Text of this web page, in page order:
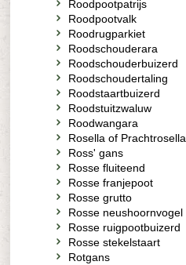
Roodpootpatrijs
Roodpootvalk
Roodrugparkiet
Roodschouderara
Roodschouderbuizerd
Roodschoudertaling
Roodstaartbuizerd
Roodstuitzwaluw
Roodwangara
Rosella of Prachtrosella
Ross' gans
Rosse fluiteend
Rosse franjepoot
Rosse grutto
Rosse neushoornvogel
Rosse ruigpootbuizerd
Rosse stekelstaart
Rotgans